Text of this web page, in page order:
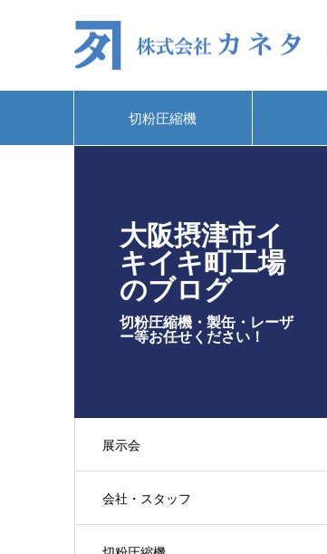
切粉圧縮機
大阪摂津市イ
キイキ町工場
のブログ
切粉圧縮機・製缶・レーザ
ー等お任せください！
展示会
会社・スタッフ
切粉圧縮機